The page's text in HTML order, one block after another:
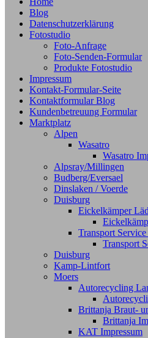
Blog
Datenschutzerklärung
Fotostudio
Foto-Anfrage
Foto-Senden-Formular
Produkte Fotostudio
Impressum
Kontakt-Formular-Seite
Kontaktformular Blog
Kundenbetreuung Formular
Marktplatz
Alpen
Wasatro
Wasatro
Alpsray/Millingen
Budberg/Eversael
Dinslaken / Voerde
Duisburg
Eickelkämper
Transport
Transport
Duisburg
Kamp-Lintfort
Moers
Autorecycling
Brittanja Braut-
Brittanja
KAT Impressum